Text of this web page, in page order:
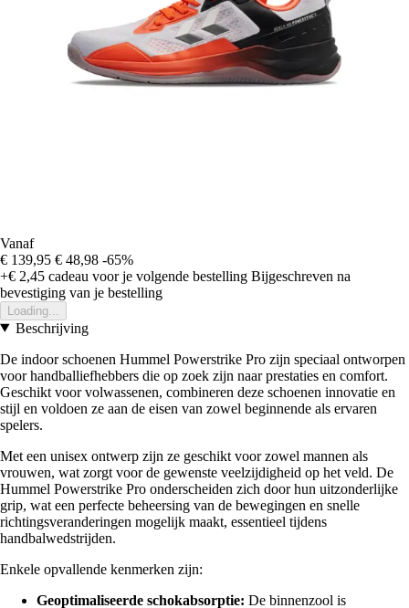
Vanaf
€ 139,95 € 48,98 -65%
+€ 2,45 cadeau voor je volgende bestelling Bijgeschreven na
bevestiging van je bestelling
Loading...
Beschrijving
De indoor schoenen Hummel Powerstrike Pro zijn speciaal ontworpen
voor handballiefhebbers die op zoek zijn naar prestaties en comfort.
Geschikt voor volwassenen, combineren deze schoenen innovatie en
stijl en voldoen ze aan de eisen van zowel beginnende als ervaren
spelers.
Met een unisex ontwerp zijn ze geschikt voor zowel mannen als
vrouwen, wat zorgt voor de gewenste veelzijdigheid op het veld. De
Hummel Powerstrike Pro onderscheiden zich door hun uitzonderlijke
grip, wat een perfecte beheersing van de bewegingen en snelle
richtingsveranderingen mogelijk maakt, essentieel tijdens
handbalwedstrijden.
Enkele opvallende kenmerken zijn:
Geoptimaliseerde schokabsorptie: De binnenzool is